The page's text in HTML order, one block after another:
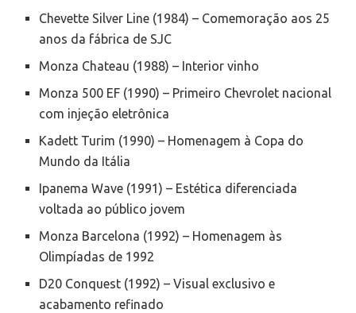
Chevette Silver Line (1984) – Comemoração aos 25
anos da fábrica de SJC
Monza Chateau (1988) – Interior vinho
Monza 500 EF (1990) – Primeiro Chevrolet nacional
com injeção eletrônica
Kadett Turim (1990) – Homenagem à Copa do
Mundo da Itália
Ipanema Wave (1991) – Estética diferenciada
voltada ao público jovem
Monza Barcelona (1992) – Homenagem às
Olimpíadas de 1992
D20 Conquest (1992) – Visual exclusivo e
acabamento refinado